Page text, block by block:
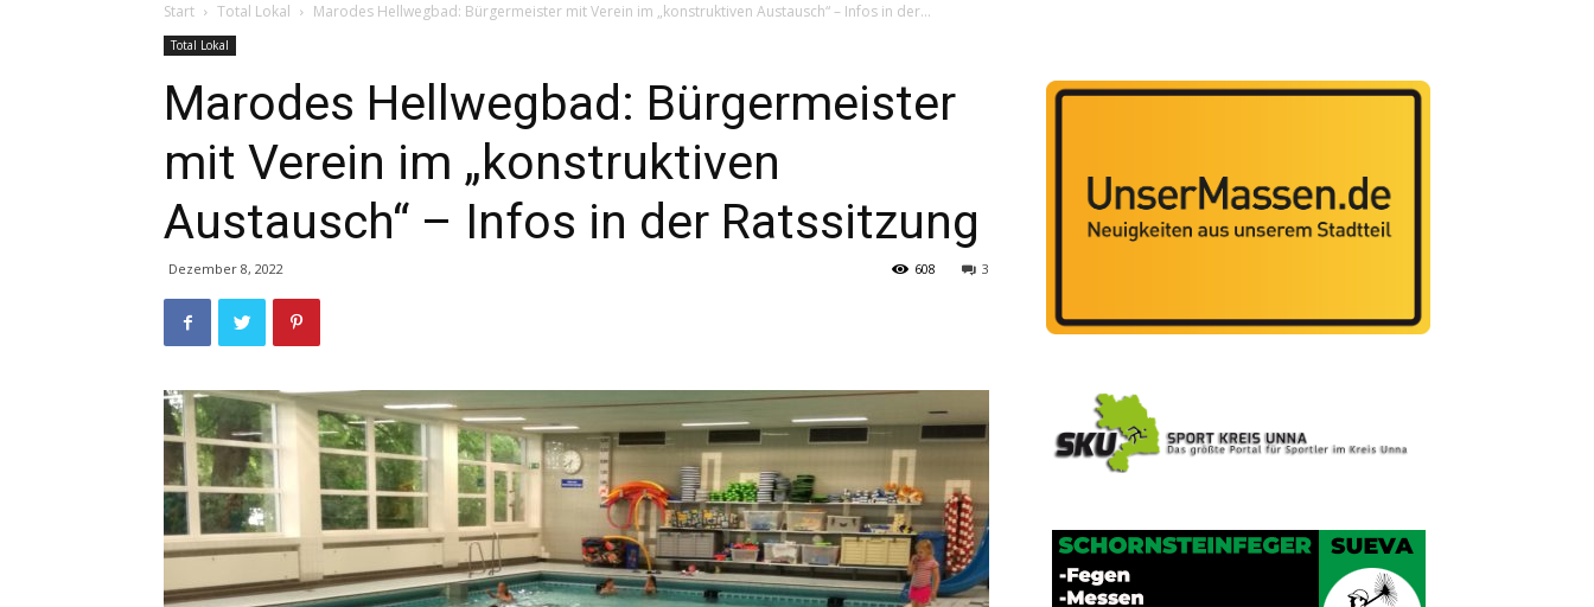
Start Total Lokal Marodes Hellwegbad: Bürgermeister mit Verein im „konstruktiven Austausch“ – Infos in der...
Total Lokal
Marodes Hellwegbad: Bürgermeister
mit Verein im „konstruktiven
Austausch“ – Infos in der Ratssitzung
Dezember 8, 2022 3
608